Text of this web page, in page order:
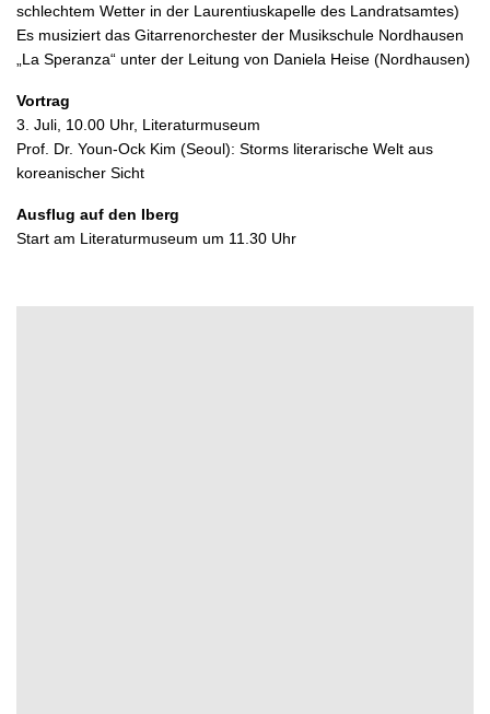
schlechtem Wetter in der Laurentiuskapelle des Landratsamtes)
Es musiziert das Gitarrenorchester der Musikschule Nordhausen
„La Speranza“ unter der Leitung von Daniela Heise (Nordhausen)
Vortrag
3. Juli, 10.00 Uhr, Literaturmuseum
Prof. Dr. Youn-Ock Kim (Seoul): Storms literarische Welt aus
koreanischer Sicht
Ausflug auf den Iberg
Start am Literaturmuseum um 11.30 Uhr